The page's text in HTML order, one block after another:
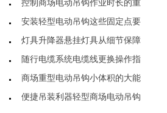
控制商场电动吊钩作业时长的重
安装轻型电动吊钩这些固定点要
灯具升降器悬挂灯具从细节保障
随行电缆系统电缆线更换操作指
商场重型电动吊钩小体积的大能
便捷吊装利器轻型商场电动吊钩